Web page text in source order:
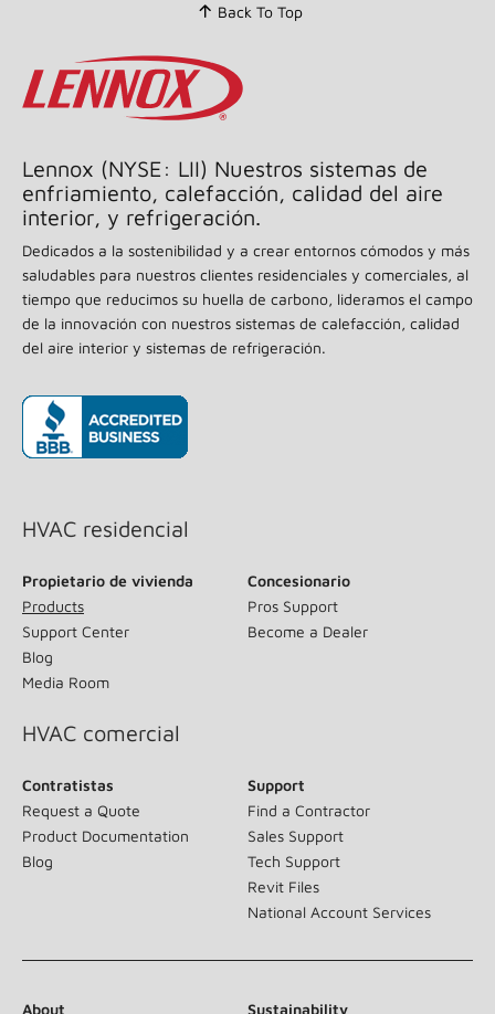
Back To Top
Lennox (NYSE: LII) Nuestros sistemas de
enfriamiento, calefacción, calidad del aire
interior, y refrigeración.
Dedicados a la sostenibilidad y a crear entornos cómodos y más
saludables para nuestros clientes residenciales y comerciales, al
tiempo que reducimos su huella de carbono, lideramos el campo
de la innovación con nuestros sistemas de calefacción, calidad
del aire interior y sistemas de refrigeración.
HVAC residencial
Propietario de vivienda
Products
Support Center
Blog
Media Room
Concesionario
Pros Support
Become a Dealer
HVAC comercial
Contratistas
Request a Quote
Product Documentation
Blog
Support
Find a Contractor
Sales Support
Tech Support
Revit Files
National Account Services
About Sustainability